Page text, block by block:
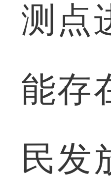
测点
能存
民发